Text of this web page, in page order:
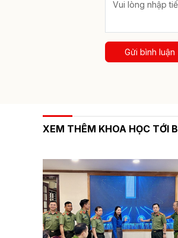
Gửi bình luận
XEM THÊM KHOA HỌC TỚI